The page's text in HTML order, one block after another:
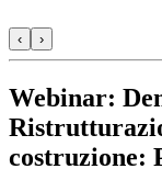
‹ ›
Webinar:
costruzione: